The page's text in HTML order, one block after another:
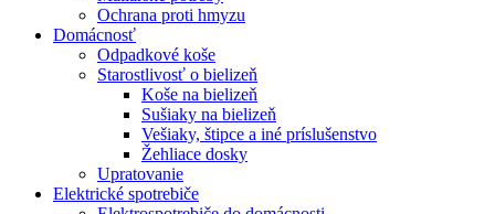
Ochrana proti hmyzu
Domácnosť
Odpadkové koše
Starostlivosť o bielizeň
Koše na bielizeň
Sušiaky na bielizeň
Vešiaky, štipce a iné príslušenstvo
Žehliace dosky
Upratovanie
Elektrické spotrebiče